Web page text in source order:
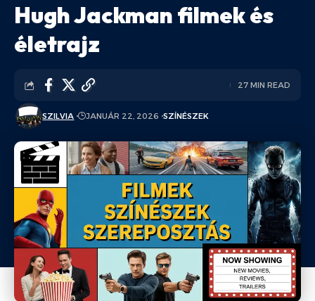
Hugh Jackman filmek és
életrajz
SZILVIA JANUÁR 22, 2026 SZÍNÉSZEK
27 MIN READ